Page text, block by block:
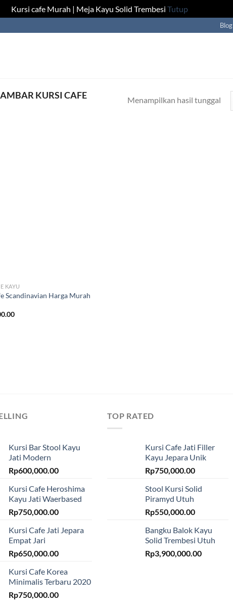
Kursi cafe Murah | Meja Kayu Solid Trembesi Tutup
Blog
KURSI CAFE
Menampilkan hasil tunggal
KAYU
Scandinavian Harga Murah
Kursi Bar Stool Kayu
Jati Modern
Rp600,000.00
Kursi Cafe Heroshima
Kayu Jati Waerbased
Rp750,000.00
Kursi Cafe Jati Jepara
Empat Jari
Rp650,000.00
Kursi Cafe Korea
Minimalis Terbaru 2020
Rp750,000.00
TOP RATED
Kursi Cafe Jati Filler
Kayu Jepara Unik
Rp750,000.00
Stool Kursi Solid
Piramyd Utuh
Rp550,000.00
Bangku Balok Kayu
Solid Trembesi Utuh
Rp3,900,000.00